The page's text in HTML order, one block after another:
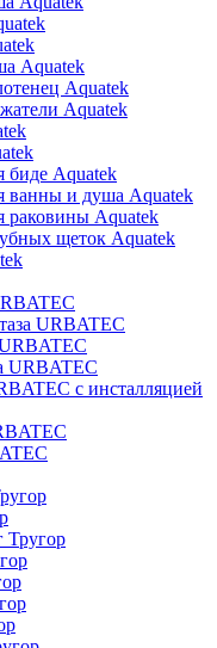
Aquatek
Aquatek
Aquatek
биде Aquatek
ванны и душа Aquatek
раковины Aquatek
щеток Aquatek
URBATEC
URBATEC
с инсталляцией
Тругор